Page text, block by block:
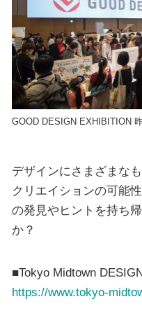
GOOD DESIGN EXHIBITION
デザインにさまざまな
クリエイションの可能
の発見やヒントを持ち
か？
■Tokyo Midtown
https://www.tokyo-